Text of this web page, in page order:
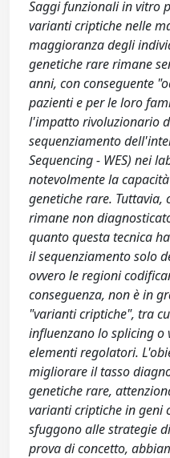
Saggi funzionali in vitro
varianti criptiche nelle
maggioranza degli
genetiche rare rimane
anni, con conseguente
pazienti e per le loro
l'impatto rivoluzionario
sequenziamento
Sequencing - WES) nei
notevolmente la
genetiche rare. Tuttavia,
rimane non
quanto questa tecnica
il sequenziamento solo
ovvero le regioni
conseguenza, non è in
"varianti criptiche", tra
influenzano lo splicing
elementi regolatori.
migliorare il tasso
genetiche rare,
varianti criptiche in geni
sfuggono alle strategie
prova di concetto,